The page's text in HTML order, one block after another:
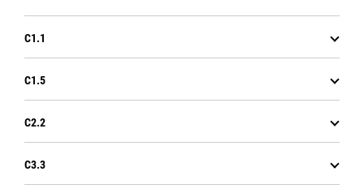
C1.1
C1.5
C2.2
C3.3